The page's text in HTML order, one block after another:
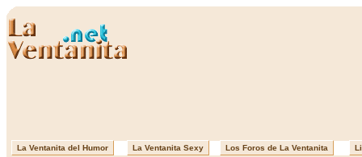
La Ventanita del Humor La Ventanita Sexy Los Foros de La Ventanita